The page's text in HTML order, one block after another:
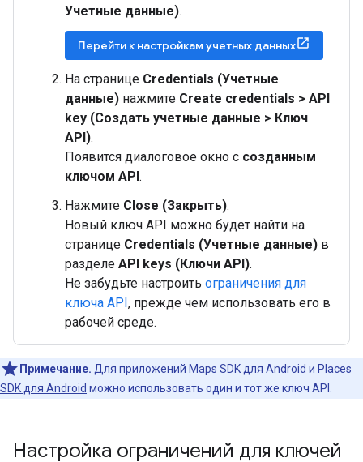
Учетные данные).
Перейти к настройкам учетных данных
На странице Credentials (Учетные
данные) нажмите Create credentials > API
key (Создать учетные данные > Ключ
API).
Появится диалоговое окно с созданным
ключом API.
Нажмите Close (Закрыть).
Новый ключ API можно будет найти на
странице Credentials (Учетные данные) в
разделе API keys (Ключи API).
Не забудьте настроить ограничения для
ключа API, прежде чем использовать его в
рабочей среде.
Примечание. Для приложений Maps SDK для Android и Places
SDK для Android можно использовать один и тот же ключ API.
Настройка ограничений для ключей